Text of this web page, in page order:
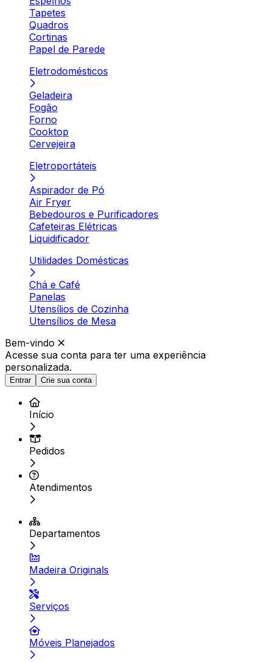
Tapetes
Quadros
Cortinas
Papel de Parede
Eletrodomésticos
Geladeira
Fogão
Forno
Cooktop
Cervejeira
Eletroportáteis
Aspirador de Pó
Air Fryer
Bebedouros e Purificadores
Cafeteiras Elétricas
Liquidificador
Utilidades Domésticas
Chá e Café
Panelas
Utensílios de Cozinha
Utensílios de Mesa
Bem-vindo
Acesse sua conta para ter uma experiência
personalizada.
Entrar Crie sua conta
Início
Pedidos
Atendimentos
Departamentos
Madeira Originals
Serviços
Móveis Planejados